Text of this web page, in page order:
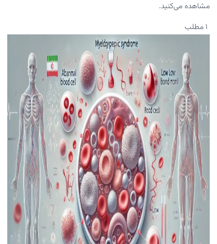
مشاهده می‌کنید.
۱ مطلب